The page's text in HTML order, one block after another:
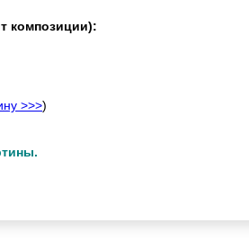
композиции):
>>>)